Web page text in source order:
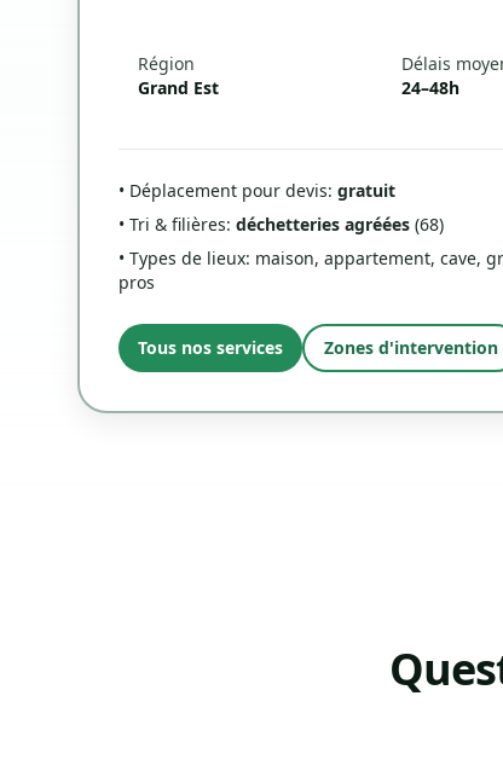
Région
Grand Est
Délais
24–48h
• Déplacement pour devis: gratuit
• Tri & filières: déchetteries agréées (68)
• Types de lieux: maison, appartement, cave,
pros
Tous nos services Zones d'intervention